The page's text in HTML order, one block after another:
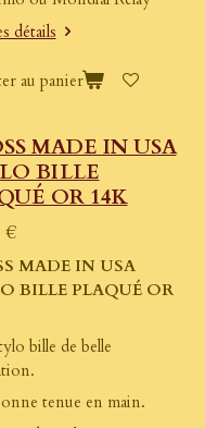
détails
au panier
MADE IN USA
BILLE
OR 14K
€
MADE IN USA
BILLE PLAQUÉ OR
bille de belle
tenue en main.